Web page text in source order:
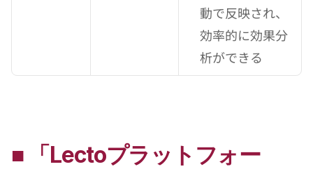
動で反映され、
効率的に効果分
析ができる
■ 「Lectoプラットフォー